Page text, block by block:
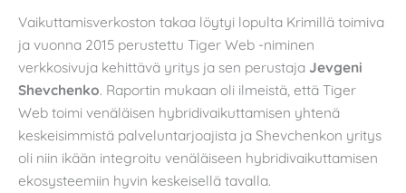
Vaikuttamisverkoston takaa löytyi lopulta Krimillä toimiva
ja vuonna 2015 perustettu Tiger Web -niminen
verkkosivuja kehittävä yritys ja sen perustaja Jevgeni
Shevchenko. Raportin mukaan oli ilmeistä, että Tiger
Web toimi venäläisen hybridivaikuttamisen yhtenä
keskeisimmistä palveluntarjoajista ja Shevchenkon yritys
oli niin ikään integroitu venäläiseen hybridivaikuttamisen
ekosysteemiin hyvin keskeisellä tavalla.